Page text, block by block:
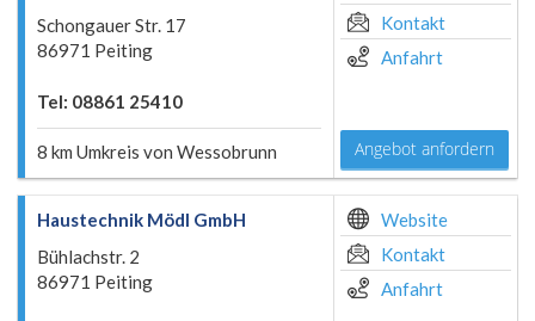
Schongauer Str. 17
86971 Peiting
Tel: 08861 25410
8 km Umkreis von Wessobrunn
Kontakt
Anfahrt
Angebot anfordern
Haustechnik Mödl GmbH
Bühlachstr. 2
86971 Peiting
Website
Kontakt
Anfahrt